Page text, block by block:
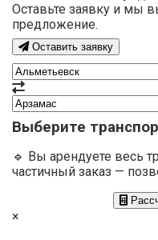
Оставьте заявку и мы
предложение.
Оставить заявку
Выберите
🔹 Вы арендуете весь
частичный заказ —
×